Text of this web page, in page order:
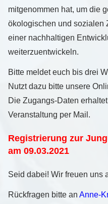
mitgenommen hat, um die
ökologischen und sozialen
einer nachhaltigen
weiterzuentwickeln.
Bitte meldet euch bis drei
Nutzt dazu bitte unsere
Die Zugangs-Daten
Veranstaltung per Mail.
Registrierung zur
am 09.03.2021
Seid dabei! Wir freuen uns
Rückfragen bitte an Anne-